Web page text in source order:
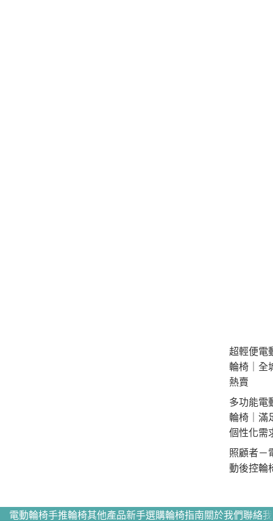
超輕便電
輪椅｜全
熱賣
多功能電
輪椅｜滿
個性化需
照顧者－
動後控輪
電動輪椅手推輪椅其他產品新手選購輪椅指南關於我們聯絡